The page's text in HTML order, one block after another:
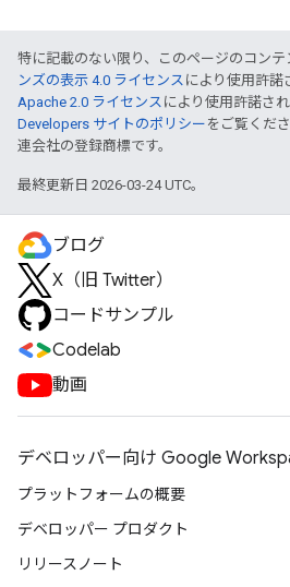
特に記載のない限り、このページのコンテ
ンズの表示 4.0 ライセンス により使用許諾
Apache 2.0 ライセンス により使用許諾さ
Developers サイトのポリシー をご覧くだ
連会社の登録商標です。
最終更新日 2026-03-24 UTC。
ブログ
X（旧 Twitter）
コードサンプル
Codelab
動画
デベロッパー向け Google
プラットフォームの概要
デベロッパー プロダクト
リリースノート